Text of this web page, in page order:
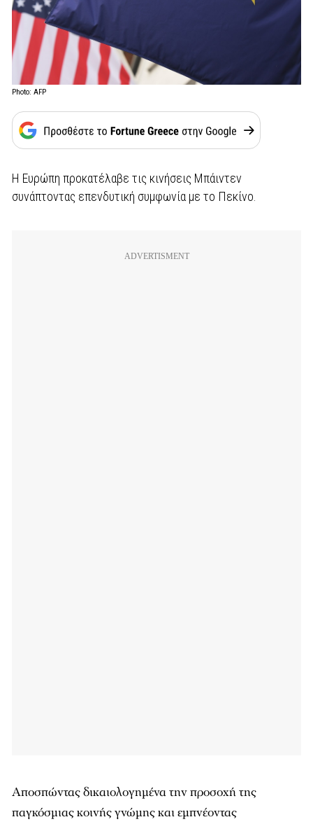
Photo: AFP
Η Ευρώπη προκατέλαβε τις κινήσεις Μπάιντεν
συνάπτοντας επενδυτική συμφωνία με το Πεκίνο.
Αποσπώντας δικαιολογημένα την προσοχή της
παγκόσμιας κοινής γνώμης και εμπνέοντας